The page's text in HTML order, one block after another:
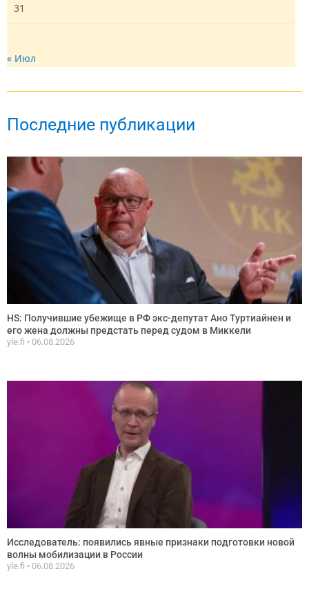
31
« Июл
Последние публикации
HS: Получившие убежище в РФ экс-депутат Ано Туртиайнен и
его жена должны предстать перед судом в Миккели
yle.fi 06.08.2026
Исследователь: появились явные признаки подготовки новой
волны мобилизации в России
yle.fi 06.08.2026